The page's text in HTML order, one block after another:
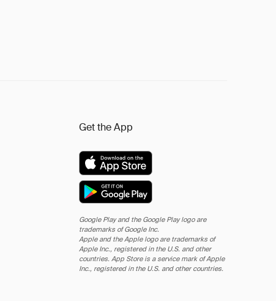
Get the App
Google Play and the Google Play logo are
trademarks of Google Inc.
Apple and the Apple logo are trademarks of
Apple Inc., registered in the U.S. and other
countries. App Store is a service mark of Apple
Inc., registered in the U.S. and other countries.